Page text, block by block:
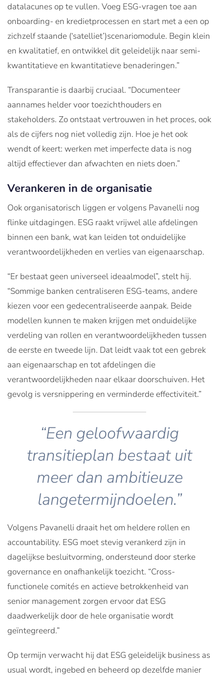
datalacunes op te vullen. Voeg ESG-vragen toe aan
onboarding- en kredietprocessen en start met a een op
zichzelf staande (‘satelliet’)scenariomodule. Begin klein
en kwalitatief, en ontwikkel dit geleidelijk naar semi-
kwantitatieve en kwantitatieve benaderingen.”
Transparantie is daarbij cruciaal. “Documenteer
aannames helder voor toezichthouders en
stakeholders. Zo ontstaat vertrouwen in het proces, ook
als de cijfers nog niet volledig zijn. Hoe je het ook
wendt of keert: werken met imperfecte data is nog
altijd effectiever dan afwachten en niets doen.”
Verankeren in de organisatie
Ook organisatorisch liggen er volgens Pavanelli nog
flinke uitdagingen. ESG raakt vrijwel alle afdelingen
binnen een bank, wat kan leiden tot onduidelijke
verantwoordelijkheden en verlies van eigenaarschap.
“Er bestaat geen universeel ideaalmodel”, stelt hij.
“Sommige banken centraliseren ESG-teams, andere
kiezen voor een gedecentraliseerde aanpak. Beide
modellen kunnen te maken krijgen met onduidelijke
verdeling van rollen en verantwoordelijkheden tussen
de eerste en tweede lijn. Dat leidt vaak tot een gebrek
aan eigenaarschap en tot afdelingen die
verantwoordelijkheden naar elkaar doorschuiven. Het
gevolg is versnippering en verminderde effectiviteit.”
“Een geloofwaardig
transitieplan bestaat uit
meer dan ambitieuze
langetermijndoelen.”
Volgens Pavanelli draait het om heldere rollen en
accountability. ESG moet stevig verankerd zijn in
dagelijkse besluitvorming, ondersteund door sterke
governance en onafhankelijk toezicht. “Cross-
functionele comités en actieve betrokkenheid van
senior management zorgen ervoor dat ESG
daadwerkelijk door de hele organisatie wordt
geïntegreerd.”
Op termijn verwacht hij dat ESG geleidelijk business as
usual wordt, ingebed en beheerd op dezelfde manier